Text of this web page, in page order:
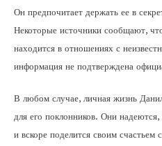
Он предпочитает держать ее в
Некоторые источники сообщают,
находится в отношениях с
информация не подтверждена
В любом случае, личная жизнь
для его поклонников. Они
и вскоре поделится своим счастьем